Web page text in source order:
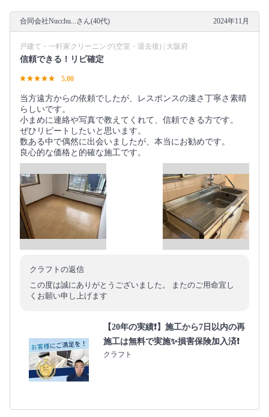
合同会社Nucchu...さん(40代) 2024年11月
戸建て・一軒家クリーニング(空室・退去後) | 大阪府
信頼できる！リピ確定
5.00
当方遠方からの依頼でしたが、レスポンスの速さ丁寧さ素晴
らしいです。
小まめに連絡や写真で教えてくれて、信頼できる方です。
ぜひリピートしたいと思います。
数ある中で偶然に出会いましたが、本当にお勧めです。
良心的な価格と的確な施工です。
クラフトの返信
この度は誠にありがとうございました。 またのご用命宜し
くお願い申し上げます
【20年の実績❗️】施工から7日以内の再
施工は無料で実施✨損害保険加入済❗️
クラフト